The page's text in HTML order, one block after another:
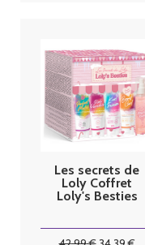
Les secrets de
Loly Coffret
Loly's Besties